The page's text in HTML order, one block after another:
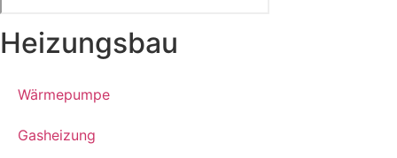
Heizungsbau
Wärmepumpe
Gasheizung